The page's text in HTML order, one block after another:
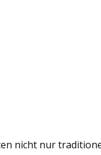
nicht nur